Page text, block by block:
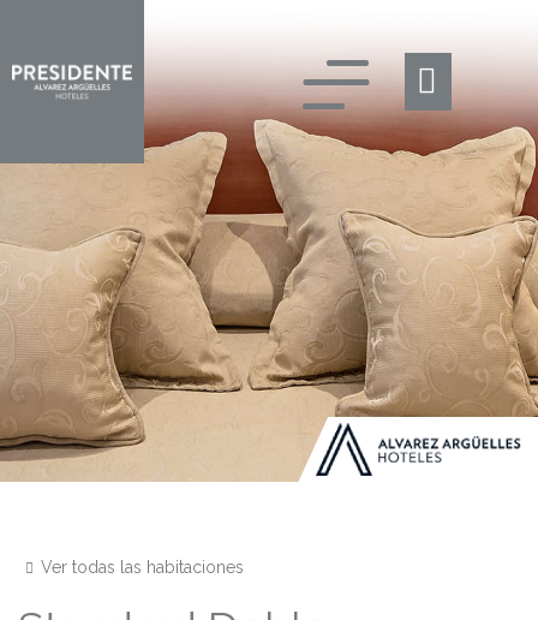
Ver todas las habitaciones